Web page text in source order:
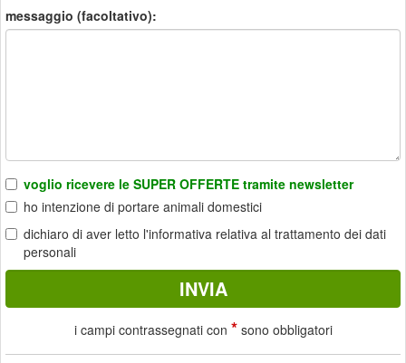
messaggio (facoltativo):
voglio ricevere le SUPER OFFERTE tramite newsletter
ho intenzione di portare animali domestici
dichiaro di aver letto l'informativa relativa al trattamento dei dati
personali
i campi contrassegnati con *sono obbligatori